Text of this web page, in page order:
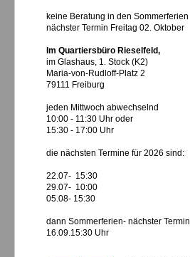
keine Beratung in den Sommerferien
nächster Termin Freitag 02. Oktober
Im Quartiersbüro Rieselfeld,
im Glashaus, 1. Stock (K2)
Maria-von-Rudloff-Platz 2
79111 Freiburg
jeden Mittwoch abwechselnd
10:00 - 11:30 Uhr oder
15:30 - 17:00 Uhr
die nächsten Termine für 2026 sind:
22.07- 15:30
29.07- 10:00
05.08- 15:30
dann Sommerferien- nächster Termin
16.09.15:30 Uhr